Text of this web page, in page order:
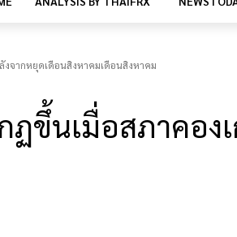
จากหยุดเดือนสิงหาคมเดือนสิงหาคม
ขึ้นเมื่อสภาคอ